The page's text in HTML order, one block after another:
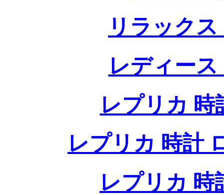
リラック
レディー
レプリカ 時
レプリカ 時計
レプリカ 時